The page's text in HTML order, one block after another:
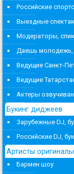
Российские
Выездные
Модераторы,
Даешь молодежь,
Ведущие Санкт-
Ведущие
Актеры
Букинг диджеев
Зарубежные DJ,
Российские DJ,
Артисты
Бармен шоу